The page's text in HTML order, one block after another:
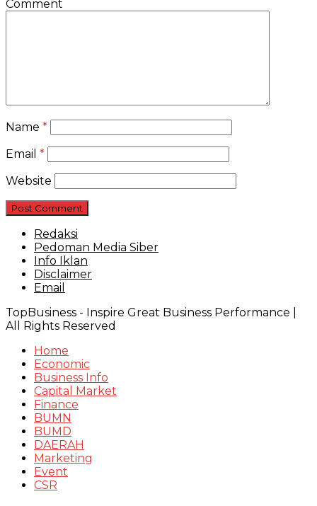
Comment
Name *
Email *
Website
Redaksi
Pedoman Media Siber
Info Iklan
Disclaimer
Email
TopBusiness - Inspire Great Business Performance |
All Rights Reserved
Home
Economic
Business Info
Capital Market
Finance
BUMN
BUMD
DAERAH
Marketing
Event
CSR